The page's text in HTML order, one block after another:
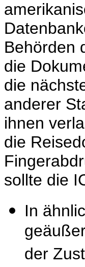
Behörden
die
die
anderer
ihnen
die
sollte die
In
der